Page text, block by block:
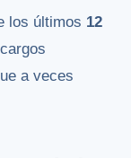
los últimos 12
a veces